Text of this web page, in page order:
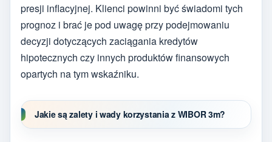
presji inflacyjnej. Klienci powinni być świadomi tych
prognoz i brać je pod uwagę przy podejmowaniu
decyzji dotyczących zaciągania kredytów
hipotecznych czy innych produktów finansowych
opartych na tym wskaźniku.
Jakie są zalety i wady korzystania z WIBOR 3m?